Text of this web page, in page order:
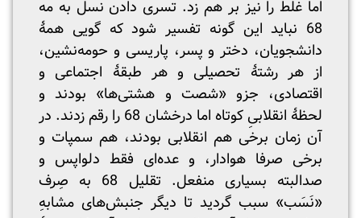
اما غلط را نیز بر هم زد. تسری دادن نسل به مه
68 نباید این گونه تفسیر شود که گویی همۀ
دانشجویان، دختر و پسر، پاریسی و حومه‌نشین،
از هر رشتۀ تحصیلی و هر طبقۀ اجتماعی و
اقتصادی، جزو «شصت و هشتی‌ها» بودند و
لحظۀ انقلابیِ کوتاه اما درخشان 68 را رقم زدند. در
آن زمان برخی هم انقلابی بودند، هم سمپات و
برخی صرفا هوادار، و عده‌ای فقط دلواپس و
صدالبته بسیاری منفعل. تقلیل 68 به صِرف
«نَسَب» سبب گردید تا دیگر جنبش‌های مشابهِ